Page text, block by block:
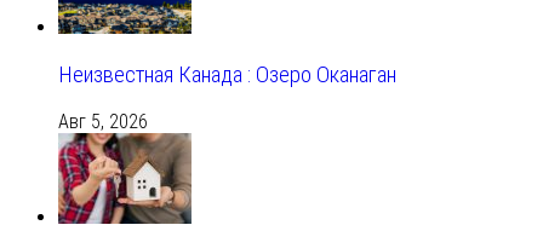
Неизвестная Канада : Озеро Оканаган
Авг 5, 2026